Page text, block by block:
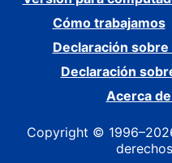
Cómo trabajamos
Declaración
Declaración
Acerca
Copyright ©